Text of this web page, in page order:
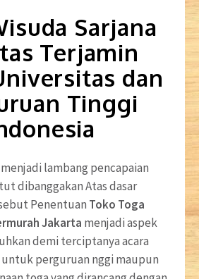
Sarjana
Terjamin
dan
Tinggi
lambang pencapaian
dibanggakan Atas dasar
Penentuan Toko Toga
Jakarta menjadi aspek
demi terciptanya acara
untuk perguruan nggi maupun